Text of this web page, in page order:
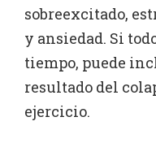
sobreexcitado,
y ansiedad. Si
tiempo, puede
resultado del
ejercicio.